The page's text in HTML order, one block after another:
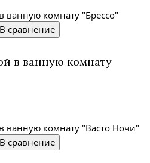
В сравнение
в ванную комнату
В сравнение